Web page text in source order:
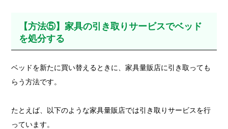
【方法⑤】家具の引き取りサービスでベッド
を処分する
ベッドを新たに買い替えるときに、家具量販店に引き取っても
らう方法です。
たとえば、以下のような家具量販店では引き取りサービスを行
っています。